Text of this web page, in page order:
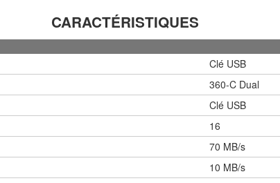
CARACTÉRISTIQUES
Clé USB
360-C Dual
Clé USB
16
70 MB/s
10 MB/s